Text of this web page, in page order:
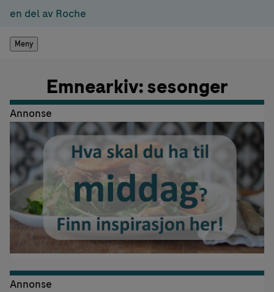
en del av Roche
Meny
Emnearkiv: sesonger
Annonse
Annonse